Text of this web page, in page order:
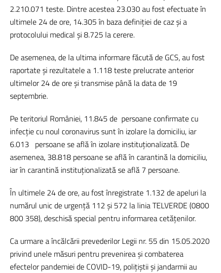
2.210.071 teste. Dintre acestea 23.030 au fost efectuate în
ultimele 24 de ore, 14.305 în baza definiției de caz și a
protocolului medical și 8.725 la cerere.
De asemenea, de la ultima informare făcută de GCS, au fost
raportate și rezultatele a 1.118 teste prelucrate anterior
ultimelor 24 de ore și transmise până la data de 19
septembrie.
Pe teritoriul României, 11.845 de persoane confirmate cu
infecție cu noul coronavirus sunt în izolare la domiciliu, iar
6.013 persoane se află în izolare instituționalizată. De
asemenea, 38.818 persoane se află în carantină la domiciliu,
iar în carantină instituționalizată se află 7 persoane.
În ultimele 24 de ore, au fost înregistrate 1.132 de apeluri la
numărul unic de urgență 112 și 572 la linia TELVERDE (0800
800 358), deschisă special pentru informarea cetățenilor.
Ca urmare a încălcării prevederilor Legii nr. 55 din 15.05.2020
privind unele măsuri pentru prevenirea și combaterea
efectelor pandemiei de COVID-19, polițiștii și jandarmii au